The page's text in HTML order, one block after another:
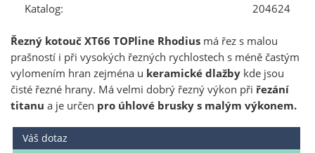
Katalog:
204624
Řezný kotouč XT66 TOPline Rhodius má řez s malou
prašností i při vysokých řezných rychlostech s méně častým
vylomením hran zejména u keramické dlažby kde jsou
čisté řezné hrany. Má velmi dobrý řezný výkon při řezání
titanu a je určen pro úhlové brusky s malým výkonem.
Váš dotaz